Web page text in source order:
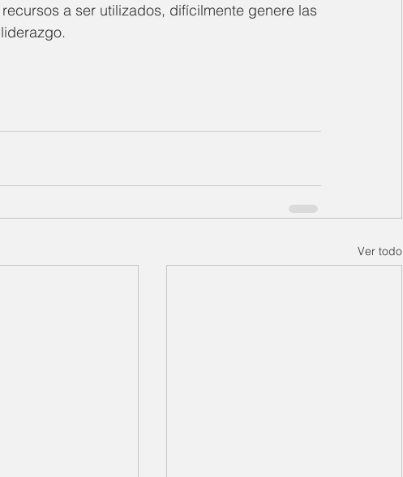
a ser utilizados, difícilmente genere las
Ver todo